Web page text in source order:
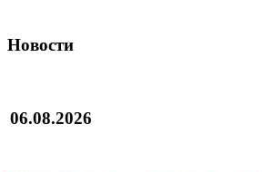
Новости
06.08.2026